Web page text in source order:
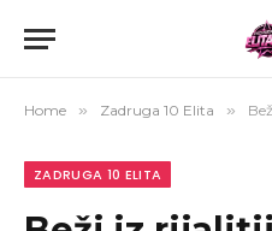
Home » Zadruga 10 Elita » Beži iz
ZADRUGA 10 ELITA